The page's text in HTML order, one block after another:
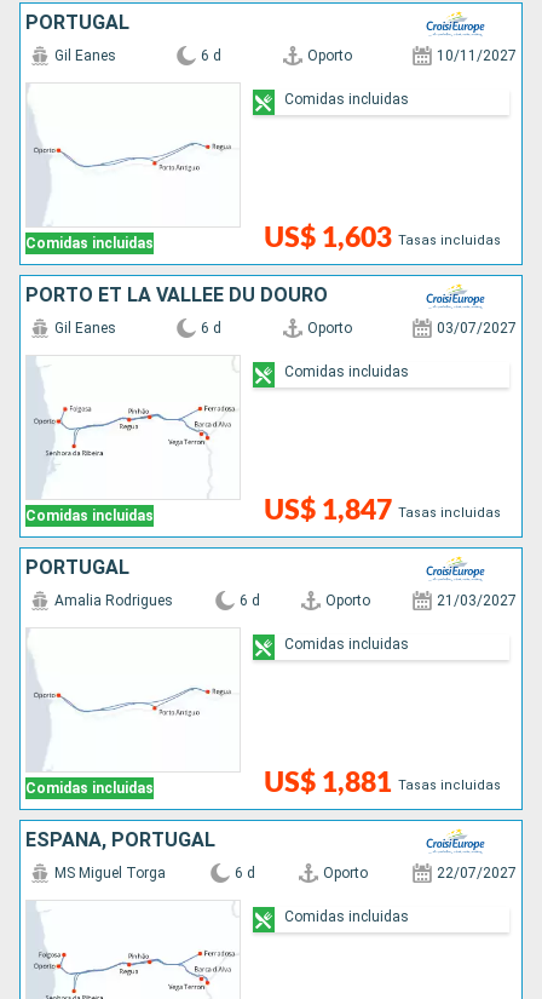
PORTUGAL
Comidas incluidas
Gil Eanes 6 d Oporto 10/11/2027
US$ 1,603 Tasas incluidas
Comidas incluidas
PORTO ET LA VALLÉE DU DOURO
Comidas incluidas
Gil Eanes 6 d Oporto 03/07/2027
US$ 1,847 Tasas incluidas
Comidas incluidas
PORTUGAL
Comidas incluidas
Amalia Rodrigues 6 d Oporto 21/03/2027
US$ 1,881 Tasas incluidas
Comidas incluidas
ESPAÑA, PORTUGAL
MS Miguel Torga 6 d Oporto 22/07/2027
Comidas incluidas